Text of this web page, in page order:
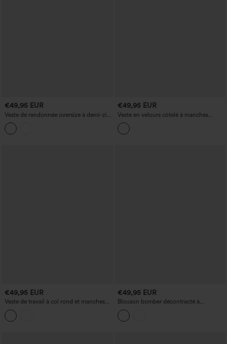
€49,95 EUR
Veste de randonnée oversize à demi-zip,
légère, résistante et déperlante, à
empiècements colorés
€49,95 EUR
Veste en velours côtelé à manches
longues, coupe décontractée, avec
poches, capuche et cordon de serrage.
€49,95 EUR
Veste de travail à col rond et manches
longues
€49,95 EUR
Blouson bomber décontracté à
braguette zippée et poches